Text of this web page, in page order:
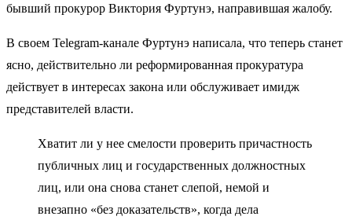
бывший прокурор Виктория Фуртунэ, направившая жалобу.
В своем Telegram-канале Фуртунэ написала, что теперь станет
ясно, действительно ли реформированная прокуратура
действует в интересах закона или обслуживает имидж
представителей власти.
Хватит ли у нее смелости проверить причастность
публичных лиц и государственных должностных
лиц, или она снова станет слепой, немой и
внезапно «без доказательств», когда дела